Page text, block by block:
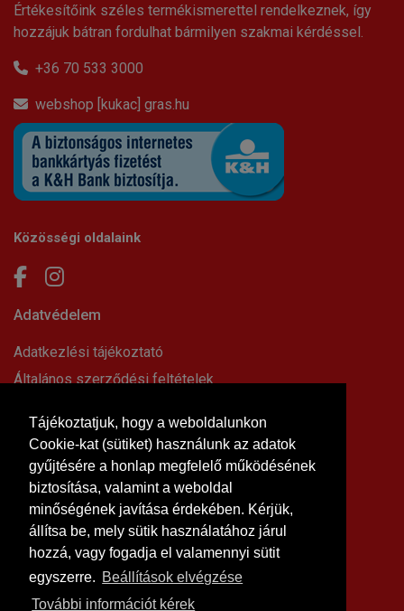
Tájékoztatjuk, hogy a weboldalunkon
Cookie-kat (sütiket) használunk az adatok
gyűjtésére a honlap megfelelő működésének
biztosítása, valamint a weboldal
minőségének javítása érdekében. Kérjük,
állítsa be, mely sütik használatához járul
hozzá, vagy fogadja el valamennyi sütit
egyszerre. Beállítások elvégzése
További információt kérek
Értékesítőink széles termékismerettel rendelkeznek, így
hozzájuk bátran fordulhat bármilyen szakmai kérdéssel.
+36 70 533 3000
webshop [kukac] gras.hu
Közösségi oldalaink
Adatvédelem
Adatkezlési tájékoztató
Általános szerződési feltételek
Impresszum
Süti beállítások
Információk
Hírek, cikkek
Kapcsolat
Letölthető dokumentumok
Rólunk